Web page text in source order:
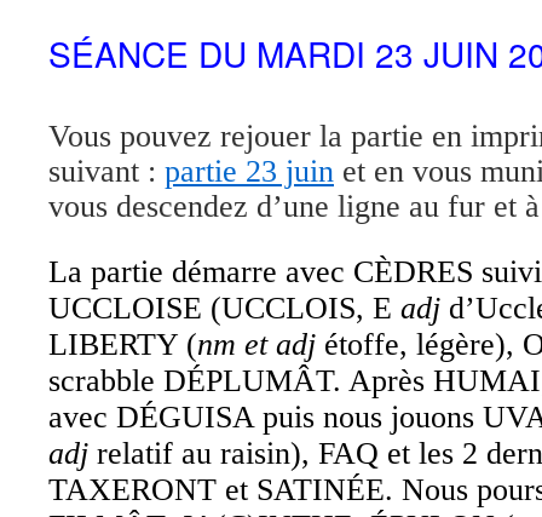
SÉANCE DU MARDI 23 JUIN
Vous pouvez rejouer la partie en
suivant : partie 23 juin et en vous
vous descendez d’une ligne au fur et
La partie démarre avec CÈDRES
UCCLOISE (UCCLOIS, E adj
LIBERTY (nm et adj étoffe, légère),
scrabble DÉPLUMÂT. Après
avec DÉGUISA puis nous jouons
adj relatif au raisin), FAQ et les 2
TAXERONT et SATINÉE. Nous